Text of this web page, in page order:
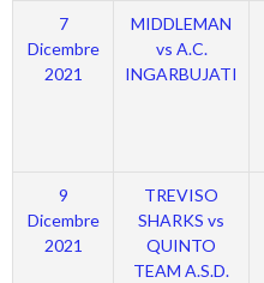
7
Dicembre
2021
MIDDLEMAN
vs A.C.
INGARBUJATI
9
Dicembre
2021
TREVISO
SHARKS vs
QUINTO
TEAM A.S.D.